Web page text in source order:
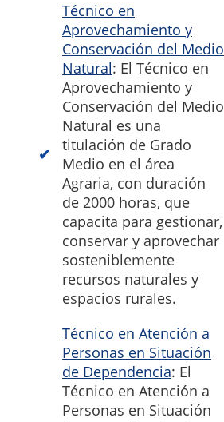
Técnico en
Aprovechamiento y
Conservación del Medio
Natural: El Técnico en
Aprovechamiento y
Conservación del Medio
Natural es una
titulación de Grado
Medio en el área
Agraria, con duración
de 2000 horas, que
capacita para gestionar,
conservar y aprovechar
sosteniblemente
recursos naturales y
espacios rurales.
Técnico en Atención a
Personas en Situación
de Dependencia: El
Técnico en Atención a
Personas en Situación